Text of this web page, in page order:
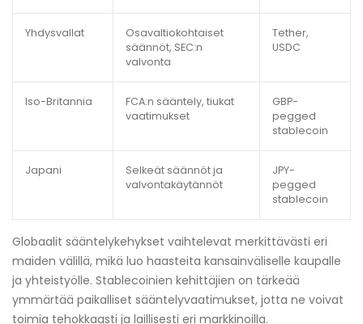
Yhdysvallat
Osavaltiokohtaiset
säännöt, SEC:n
valvonta
Tether,
USDC
Iso-Britannia
FCA:n sääntely, tiukat
vaatimukset
GBP-
pegged
stablecoin
Japani
Selkeät säännöt ja
valvontakäytännöt
JPY-
pegged
stablecoin
Globaalit sääntelykehykset vaihtelevat merkittävästi eri
maiden välillä, mikä luo haasteita kansainväliselle kaupalle
ja yhteistyölle. Stablecoinien kehittäjien on tärkeää
ymmärtää paikalliset sääntelyvaatimukset, jotta ne voivat
toimia tehokkaasti ja laillisesti eri markkinoilla.